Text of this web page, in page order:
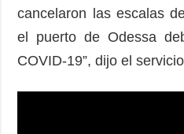
Video
Releases
cancelaron las escalas
el puerto de Odessa
COVID-19”, dijo el